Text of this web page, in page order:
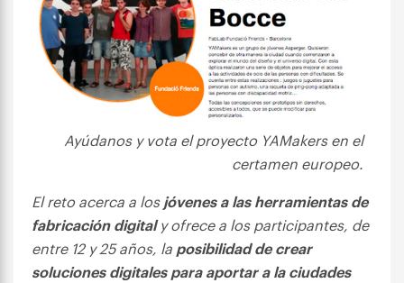
Ayúdanos y vota el proyecto YAMakers en el
certamen europeo.
El reto acerca a losjóvenes a las herramientas de
fabricación digitaly ofrece a los participantes, de
entre 12 y 25 años, la posibilidad de crear
soluciones digitales para aportar a la ciudades